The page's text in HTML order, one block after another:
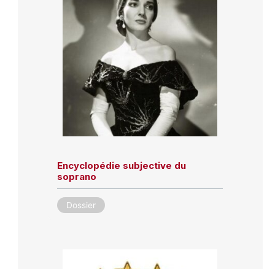
Encyclopédie subjective du
soprano
Dossier